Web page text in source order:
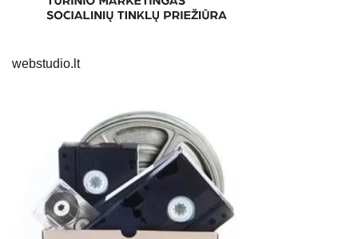
webstudio.lt